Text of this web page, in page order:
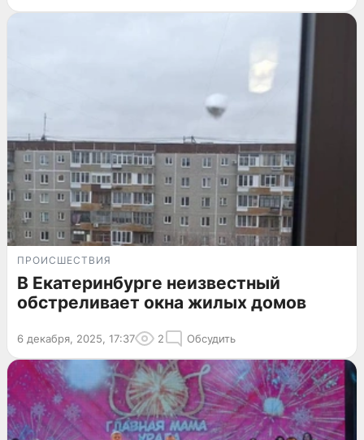
ПРОИСШЕСТВИЯ
В Екатеринбурге неизвестный
обстреливает окна жилых домов
6 декабря, 2025, 17:37 2 Обсудить